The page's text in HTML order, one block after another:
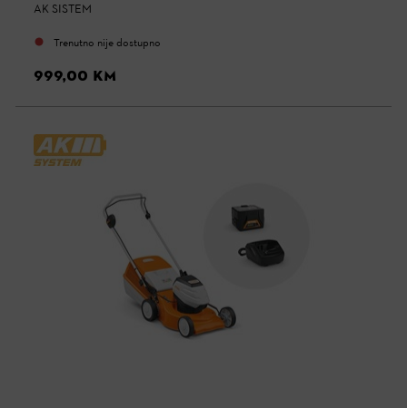
AK SISTEM
Trenutno nije dostupno
999,00 KM